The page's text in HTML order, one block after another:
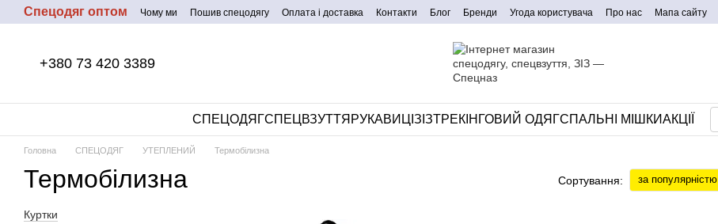
Перейти до основного контенту
Спецодяг оптом Чому ми Пошив спецодягу Оплата і доставка Контакти Блог Бренди Угода користувача Про нас Мапа сайту
+380 73 420 3389
СПЕЦОДЯГСПЕЦВЗУТТЯ РУКАВИЦІ ЗІЗТРЕКІНГОВИЙ ОДЯГСПАЛЬНІ МІШКИАКЦІЇ
Головна СПЕЦОДЯГ УТЕПЛЕНИЙ Термобілизна
Термобілизна Сортування: за популярністю
Куртки